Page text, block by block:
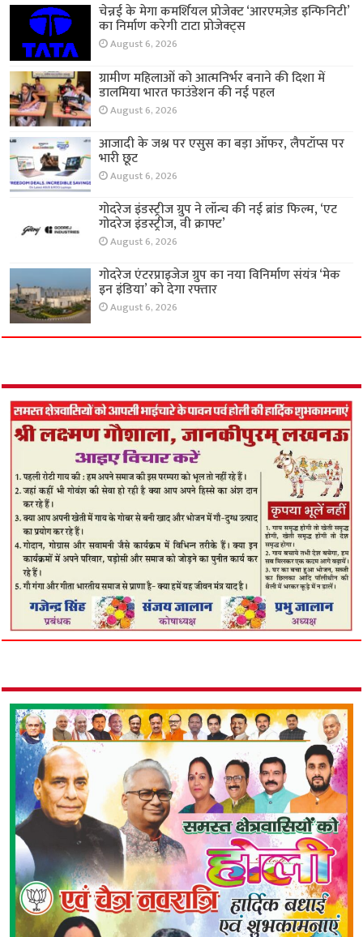
चेन्नई के मेगा कमर्शियल प्रोजेक्ट ‘आरएमज़ेड इन्फिनिटी’
का निर्माण करेगी टाटा प्रोजेक्ट्स
August 6, 2026
ग्रामीण महिलाओं को आत्मनिर्भर बनाने की दिशा में
डालमिया भारत फाउंडेशन की नई पहल
August 6, 2026
आजादी के जश्न पर एसुस का बड़ा ऑफर, लैपटॉप्स पर
भारी छूट
August 6, 2026
गोदरेज इंडस्ट्रीज ग्रुप ने लॉन्च की नई ब्रांड फिल्म, ‘एट
गोदरेज इंडस्ट्रीज, वी क्राफ्ट’
August 6, 2026
गोदरेज एंटरप्राइजेज ग्रुप का नया विनिर्माण संयंत्र ‘मेक
इन इंडिया’ को देगा रफ्तार
August 6, 2026